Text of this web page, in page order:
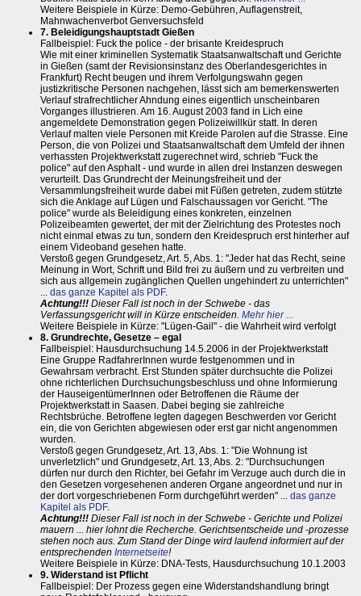
Weitere Beispiele in Kürze: Demo-Gebühren, Auflagenstreit,
Mahnwachenverbot Genversuchsfeld
7. Beleidigungshauptstadt Gießen
Fallbeispiel: Fuck the police - der brisante Kreidespruch
Wie mit einer kriminellen Systematik Staatsanwaltschaft und Gerichte
in Gießen (samt der Revisionsinstanz des Oberlandesgerichtes in
Frankfurt) Recht beugen und ihrem Verfolgungswahn gegen
justizkritische Personen nachgehen, lässt sich am bemerkenswerten
Verlauf strafrechtlicher Ahndung eines eigentlich unscheinbaren
Vorganges illustrieren. Am 16. August 2003 fand in Lich eine
angemeldete Demonstration gegen Polizeiwillkür statt. In deren
Verlauf malten viele Personen mit Kreide Parolen auf die Strasse. Eine
Person, die von Polizei und Staatsanwaltschaft dem Umfeld der ihnen
verhassten Projektwerkstatt zugerechnet wird, schrieb "Fuck the
police" auf den Asphalt - und wurde in allen drei Instanzen deswegen
verurteilt. Das Grundrecht der Meinungsfreiheit und der
Versammlungsfreiheit wurde dabei mit Füßen getreten, zudem stützte
sich die Anklage auf Lügen und Falschaussagen vor Gericht. "The
police" wurde als Beleidigung eines konkreten, einzelnen
Polizeibeamten gewertet, der mit der Zielrichtung des Protestes noch
nicht einmal etwas zu tun, sondern den Kreidespruch erst hinterher auf
einem Videoband gesehen hatte.
Verstoß gegen Grundgesetz, Art. 5, Abs. 1: "Jeder hat das Recht, seine
Meinung in Wort, Schrift und Bild frei zu äußern und zu verbreiten und
sich aus allgemein zugänglichen Quellen ungehindert zu unterrichten"
... das ganze Kapitel als PDF.
Achtung!!! Dieser Fall ist noch in der Schwebe - das
Verfassungsgericht will in Kürze entscheiden. Mehr hier ...
Weitere Beispiele in Kürze: "Lügen-Gail" - die Wahrheit wird verfolgt
8. Grundrechte, Gesetze – egal
Fallbeispiel: Hausdurchsuchung 14.5.2006 in der Projektwerkstatt
Eine Gruppe RadfahrerInnen wurde festgenommen und in
Gewahrsam verbracht. Erst Stunden später durchsuchte die Polizei
ohne richterlichen Durchsuchungsbeschluss und ohne Informierung
der HauseigentümerInnen oder Betroffenen die Räume der
Projektwerkstatt in Saasen. Dabei beging sie zahlreiche
Rechtsbrüche. Betroffene legten dagegen Beschwerden vor Gericht
ein, die von Gerichten abgewiesen oder erst gar nicht angenommen
wurden.
Verstoß gegen Grundgesetz, Art. 13, Abs. 1: "Die Wohnung ist
unverletzlich" und Grundgesetz, Art. 13, Abs. 2: "Durchsuchungen
dürfen nur durch den Richter, bei Gefahr im Verzuge auch durch die in
den Gesetzen vorgesehenen anderen Organe angeordnet und nur in
der dort vorgeschriebenen Form durchgeführt werden" ... das ganze
Kapitel als PDF.
Achtung!!! Dieser Fall ist noch in der Schwebe - Gerichte und Polizei
mauern ... hier lohnt die Recherche. Gerichtsentscheide und -prozesse
stehen noch aus. Zum Stand der Dinge wird laufend informiert auf der
entsprechenden Internetseite!
Weitere Beispiele in Kürze: DNA-Tests, Hausdurchsuchung 10.1.2003
9. Widerstand ist Pflicht
Fallbeispiel: Der Prozess gegen eine Widerstandshandlung bringt